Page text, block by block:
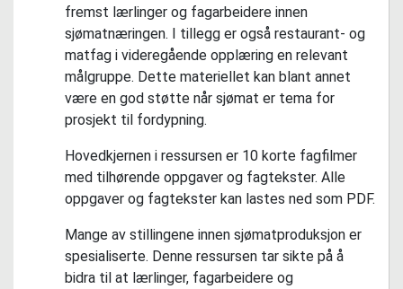
fremst lærlinger og fagarbeidere innen
sjømatnæringen. I tillegg er også restaurant- og
matfag i videregående opplæring en relevant
målgruppe. Dette materiellet kan blant annet
være en god støtte når sjømat er tema for
prosjekt til fordypning.
Hovedkjernen i ressursen er 10 korte fagfilmer
med tilhørende oppgaver og fagtekster. Alle
oppgaver og fagtekster kan lastes ned som PDF.
Mange av stillingene innen sjømatproduksjon er
spesialiserte. Denne ressursen tar sikte på å
bidra til at lærlinger, fagarbeidere og